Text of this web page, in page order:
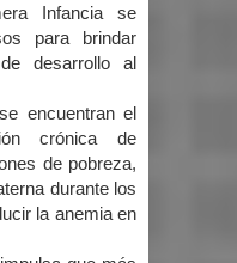
Infancia se
para brindar
desarrollo al
encuentran el
crónica de
de pobreza,
durante los
la anemia en